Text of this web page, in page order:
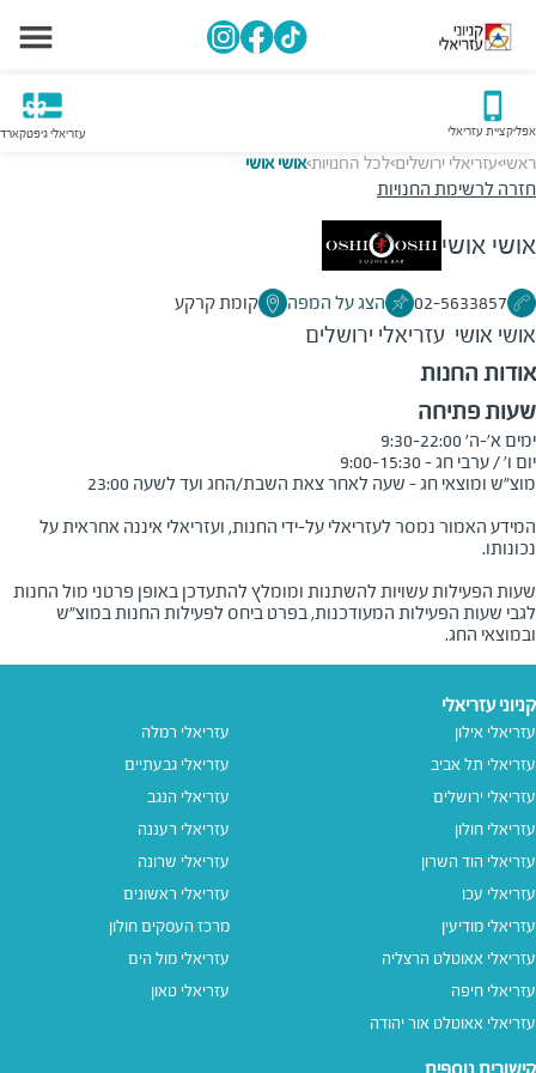
אפליקציית עזריאלי עזריאלי גיפטקארד
ראשי>עזריאלי ירושלים>לכל החנויות>אושי אושי
חזרה לרשימת החנויות
אושי אושי
02-5633857 הצג על המפה קומת קרקע
אושי אושי עזריאלי ירושלים
אודות החנות
שעות פתיחה
המידע האמור נמסר לעזריאלי על-ידי החנות, ועזריאלי איננה אחראית על
שעות הפעילות עשויות להשתנות ומומלץ להתעדכן באופן פרטני מול החנות
לגבי שעות הפעילות המעודכנות, בפרט ביחס לפעילות החנות במוצ"ש
ובמוצאי החג.
קניוני עזריאלי
עזריאלי אילון
עזריאלי תל אביב
עזריאלי ירושלים
עזריאלי חולון
עזריאלי הוד השרון
עזריאלי עכו
עזריאלי מודיעין
עזריאלי אאוטלט הרצליה
עזריאלי חיפה
עזריאלי אאוטלט אור יהודה
עזריאלי רמלה
עזריאלי גבעתיים
עזריאלי הנגב
עזריאלי רעננה
עזריאלי שרונה
עזריאלי ראשונים
מרכז העסקים חולון
עזריאלי מול הים
עזריאלי טאון